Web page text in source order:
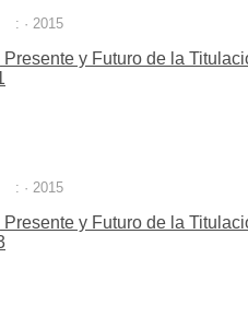
: · 2015
: · 2015